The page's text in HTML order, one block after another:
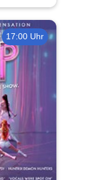
17:00 Uhr